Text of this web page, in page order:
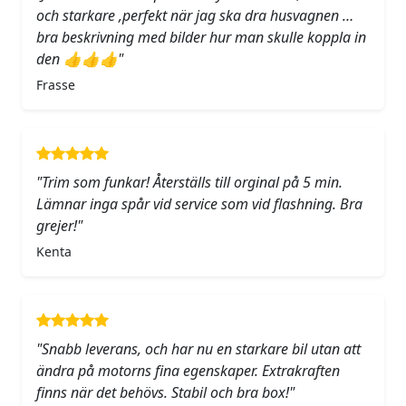
och starkare ,perfekt när jag ska dra husvagnen …
bra beskrivning med bilder hur man skulle koppla in
den 👍👍👍"
Frasse
"Trim som funkar! Återställs till orginal på 5 min.
Lämnar inga spår vid service som vid flashning. Bra
grejer!"
Kenta
"Snabb leverans, och har nu en starkare bil utan att
ändra på motorns fina egenskaper. Extrakraften
finns när det behövs. Stabil och bra box!"